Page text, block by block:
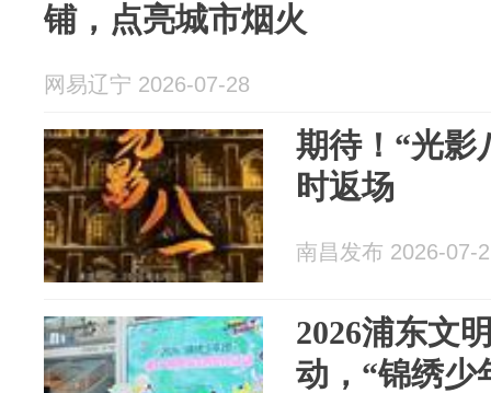
铺，点亮城市烟火
网易辽宁 2026-07-28
期待！“光影
时返场
南昌发布 2026-07-
2026浦东文
动，“锦绣少